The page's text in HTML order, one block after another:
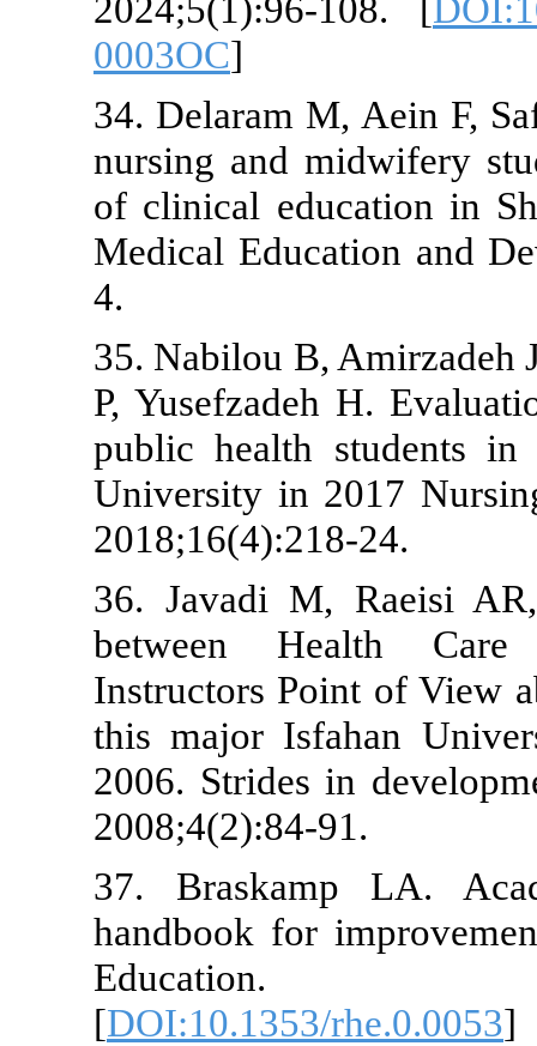
34. Delaram
nursing and
of clinical
Medical
35. Nabilou
P,
public health
University in
36. Javadi
between
Instructors
this major
2006.
2008;4(2):84-
37.
handbook
[